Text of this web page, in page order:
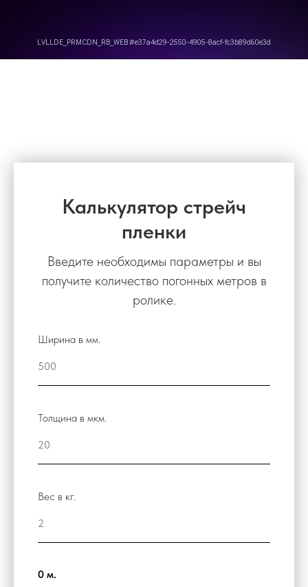
Калькулятор стрейч
пленки
Введите необходимы параметры и вы
получите количество погонных метров в
ролике.
Ширина в мм.
Толщина в мкм.
Вес в кг.
0 м.